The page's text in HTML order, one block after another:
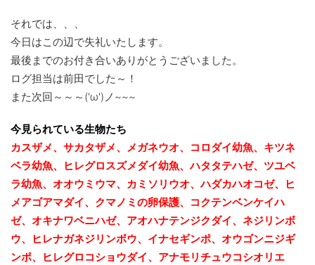
それでは、、、
今日はこの辺で失礼いたします。
最後までのお付き合いありがとうございました。
ログ担当は前田でした～！
また次回～～～('ω')ノ~~~
今見られている生物たち
カスザメ、サカタザメ、メガネウオ、コロダイ幼魚、キツネ
ベラ幼魚、ヒレグロスズメダイ幼魚、ハタタテハゼ、ツユベ
ラ幼魚、 オオウミウマ、カミソリウオ、ハダカハオコゼ、ヒ
メアゴアマダイ、クマノミの卵保護、コクテンベンケイハ
ゼ、オキナワベニハゼ、 アオハナテンジクダイ、ネジリンボ
ウ、ヒレナガネジリンボウ、イナセギンポ、オウゴンニジギ
ンポ、ヒレグロコショウダイ、アナモリチュウコシオリエ